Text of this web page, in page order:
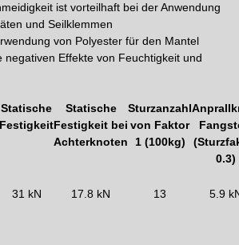
ist vorteilhaft bei der Anwendung
und Seilklemmen
von Polyester für den Mantel
negativen Effekte von Feuchtigkeit und
Statische
Festigkeit
Statische
Festigkeit bei
Achterknoten
Sturzanzahl
von Faktor
1 (100kg)
0.3)
31 kN 17.8 kN 13 5.9